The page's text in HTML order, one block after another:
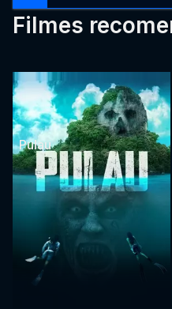
Filmes
Pulau